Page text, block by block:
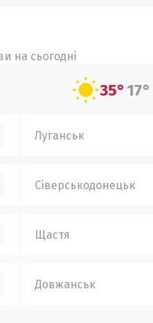
на сьогодні
35°17°
Луганськ
Сіверськодонецьк
Щастя
Довжанськ